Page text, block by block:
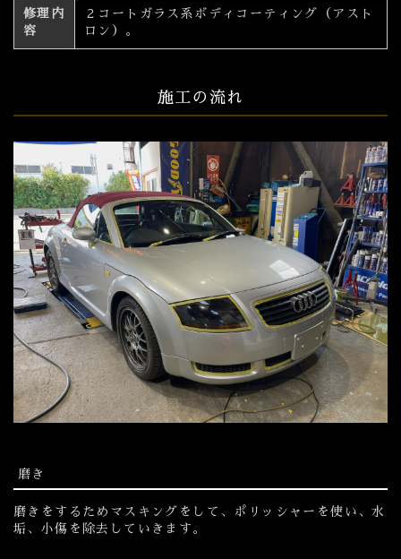
修理内
容
２コートガラス系ボディコーティング（アスト
ロン）。
施工の流れ
磨き
磨きをするためマスキングをして、ポリッシャーを使い、水
垢、小傷を除去していきます。